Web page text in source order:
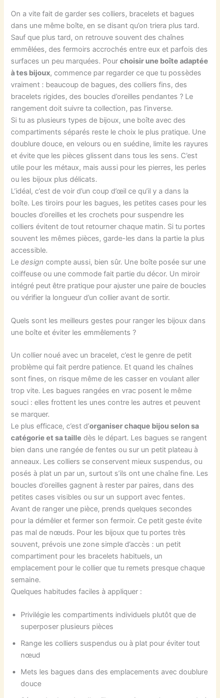
On a vite fait de garder ses colliers, bracelets et bagues
dans une même boîte, en se disant qu’on triera plus tard.
Sauf que plus tard, on retrouve souvent des chaînes
emmêlées, des fermoirs accrochés entre eux et parfois des
surfaces un peu marquées. Pourchoisir une boîte adaptée
à tes bijoux, commence par regarder ce que tu possèdes
vraiment : beaucoup de bagues, des colliers fins, des
bracelets rigides, des boucles d’oreilles pendantes ? Le
rangement doit suivre ta collection, pas l’inverse.
Si tu as plusieurs types de bijoux, une boîte avec des
compartiments séparés reste le choix le plus pratique. Une
doublure douce, en velours ou en suédine, limite les rayures
et évite que les pièces glissent dans tous les sens. C’est
utile pour les métaux, mais aussi pour les pierres, les perles
ou les bijoux plus délicats.
L’idéal, c’est de voir d’un coup d’œil ce qu’il y a dans la
boîte. Les tiroirs pour les bagues, les petites cases pour les
boucles d’oreilles et les crochets pour suspendre les
colliers évitent de tout retourner chaque matin. Si tu portes
souvent les mêmes pièces, garde-les dans la partie la plus
accessible.
Ledesign compte aussi, bien sûr. Une boîte posée sur une
coiffeuse ou une commode fait partie du décor. Un miroir
intégré peut être pratique pour ajuster une paire de boucles
ou vérifier la longueur d’un collier avant de sortir.
Quels sont les meilleurs gestes pour ranger les bijoux dans
une boîte et éviter les emmêlements ?
Un collier noué avec un bracelet, c’est le genre de petit
problème qui fait perdre patience. Et quand les chaînes
sont fines, on risque même de les casser en voulant aller
trop vite. Les bagues rangées en vrac posent le même
souci : elles frottent les unes contre les autres et peuvent
se marquer.
Le plus efficace, c’est d’organiser chaque bijou selon sa
catégorie et sa taille dès le départ. Les bagues se rangent
bien dans une rangée de fentes ou sur un petit plateau à
anneaux. Les colliers se conservent mieux suspendus, ou
posés à plat un par un, surtout s’ils ont une chaîne fine. Les
boucles d’oreilles gagnent à rester par paires, dans des
petites cases visibles ou sur un support avec fentes.
Avant de ranger une pièce, prends quelques secondes
pour la démêler et fermer son fermoir. Ce petit geste évite
pas mal de nœuds. Pour les bijoux que tu portes très
souvent, prévois une zone simple d’accès : un petit
compartiment pour les bracelets habituels, un
emplacement pour le collier que tu remets presque chaque
semaine.
Quelques habitudes faciles à appliquer :
Privilégie les compartiments individuels plutôt que de
superposer plusieurs pièces
Range les colliers suspendus ou à plat pour éviter tout
nœud
Mets les bagues dans des emplacements avec doublure
douce